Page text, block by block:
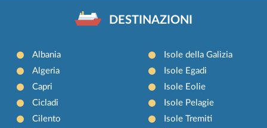
DESTINAZIONI
Albania
Algeria
Capri
Cicladi
Cilento
Isole della Galizia
Isole Egadi
Isole Eolie
Isole Pelagie
Isole Tremiti